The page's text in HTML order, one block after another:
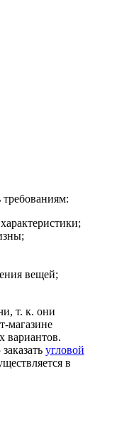
требованиям:
вещей;
т. к. они
магазине
вариантов.
угловой
в